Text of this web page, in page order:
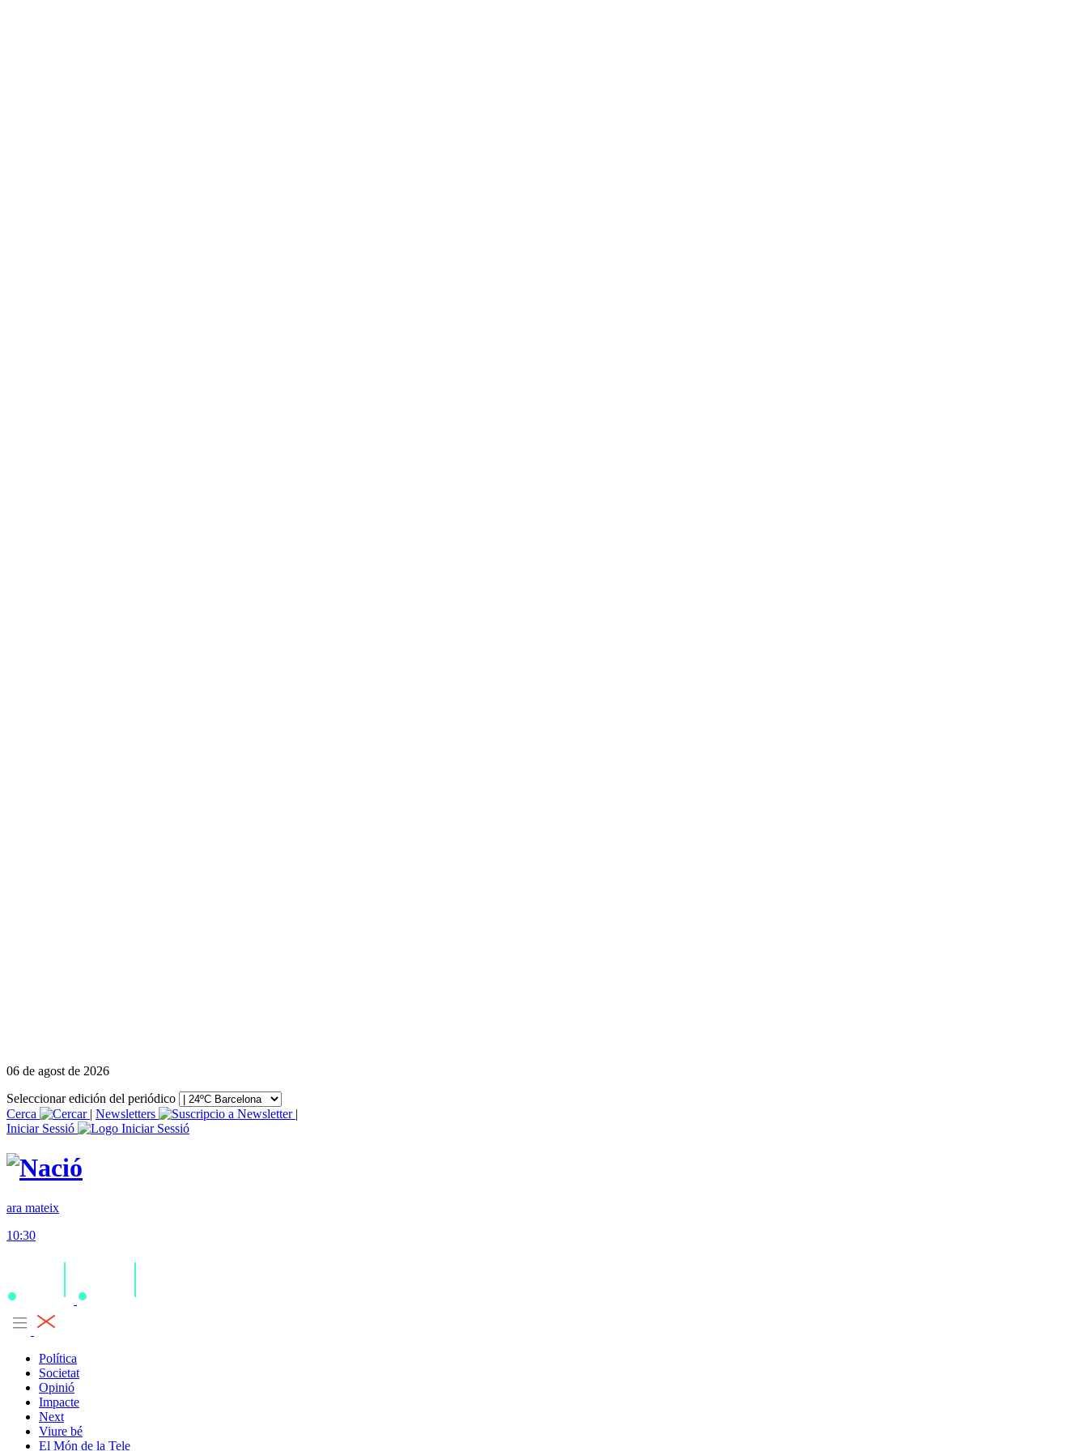
06 de agost de 2026
Seleccionar edición del periódico
Cerca
| Newsletters
|
Iniciar Sessió
ara mateix
10:30
Política
Societat
Opinió
Impacte
Next
Viure bé
El Món de la Tele